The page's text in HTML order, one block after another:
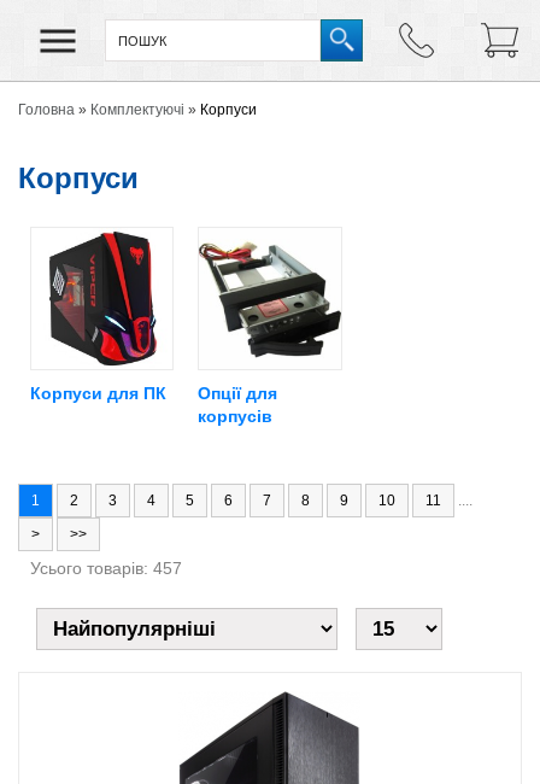
Головна » Комплектуючі » Корпуси
Корпуси
Корпуси для ПК
Опції для
корпусів
1 2 3 4 5 6 7 8 9 10 11
....
>
>>
Усього товарів: 457